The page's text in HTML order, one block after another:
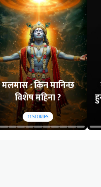
मलमास : किन मानिन्छ
विशेष महिना ?
11STORIES